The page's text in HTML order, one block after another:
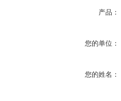
产品：
您的单位：
您的姓名：